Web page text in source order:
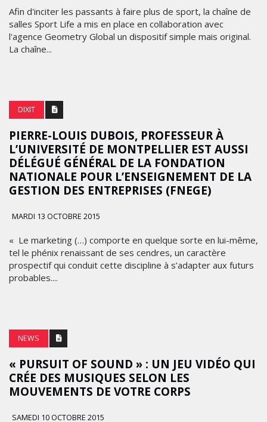
Afin d'inciter les passants à faire plus de sport, la chaîne de
salles Sport Life a mis en place en collaboration avec
l'agence Geometry Global un dispositif simple mais original.
La chaîne...
DIXIT
PIERRE-LOUIS DUBOIS, PROFESSEUR À
L’UNIVERSITÉ DE MONTPELLIER EST AUSSI
DÉLÉGUÉ GÉNÉRAL DE LA FONDATION
NATIONALE POUR L’ENSEIGNEMENT DE LA
GESTION DES ENTREPRISES (FNEGE)
MARDI 13 OCTOBRE 2015
« Le marketing (…) comporte en quelque sorte en lui-même,
tel le phénix renaissant de ses cendres, un caractère
prospectif qui conduit cette discipline à s’adapter aux futurs
probables....
NEWS
« PURSUIT OF SOUND » : UN JEU VIDÉO QUI
CRÉE DES MUSIQUES SELON LES
MOUVEMENTS DE VOTRE CORPS
SAMEDI 10 OCTOBRE 2015